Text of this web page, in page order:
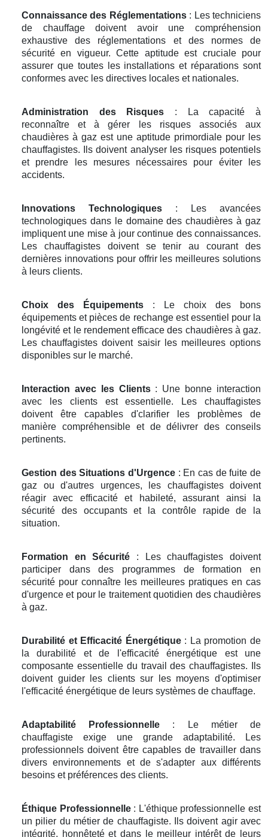
Connaissance des Réglementations: Les techniciens
de chauffage doivent avoir une compréhension
exhaustive des réglementations et des normes de
sécurité en vigueur. Cette aptitude est cruciale pour
assurer que toutes les installations et réparations sont
conformes avec les directives locales et nationales.
Administration des Risques : La capacité à
reconnaître et à gérer les risques associés aux
chaudières à gaz est une aptitude primordiale pour les
chauffagistes. Ils doivent analyser les risques potentiels
et prendre les mesures nécessaires pour éviter les
accidents.
Innovations Technologiques : Les avancées
technologiques dans le domaine des chaudières à gaz
impliquent une mise à jour continue des connaissances.
Les chauffagistes doivent se tenir au courant des
dernières innovations pour offrir les meilleures solutions
à leurs clients.
Choix des Équipements : Le choix des bons
équipements et pièces de rechange est essentiel pour la
longévité et le rendement efficace des chaudières à gaz.
Les chauffagistes doivent saisir les meilleures options
disponibles sur le marché.
Interaction avec les Clients: Une bonne interaction
avec les clients est essentielle. Les chauffagistes
doivent être capables d'clarifier les problèmes de
manière compréhensible et de délivrer des conseils
pertinents.
Gestion des Situations d'Urgence : En cas de fuite de
gaz ou d'autres urgences, les chauffagistes doivent
réagir avec efficacité et habileté, assurant ainsi la
sécurité des occupants et la contrôle rapide de la
situation.
Formation en Sécurité : Les chauffagistes doivent
participer dans des programmes de formation en
sécurité pour connaître les meilleures pratiques en cas
d'urgence et pour le traitement quotidien des chaudières
à gaz.
Durabilité et Efficacité Énergétique: La promotion de
la durabilité et de l'efficacité énergétique est une
composante essentielle du travail des chauffagistes. Ils
doivent guider les clients sur les moyens d'optimiser
l'efficacité énergétique de leurs systèmes de chauffage.
Adaptabilité Professionnelle : Le métier de
chauffagiste exige une grande adaptabilité. Les
professionnels doivent être capables de travailler dans
divers environnements et de s'adapter aux différents
besoins et préférences des clients.
Éthique Professionnelle: L'éthique professionnelle est
un pilier du métier de chauffagiste. Ils doivent agir avec
intégrité, honnêteté et dans le meilleur intérêt de leurs